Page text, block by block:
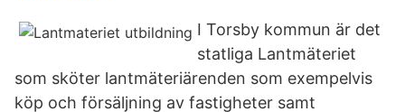
I Torsby kommun är det
statliga Lantmäteriet
som sköter lantmäteriärenden som exempelvis
köp och försäljning av fastigheter samt